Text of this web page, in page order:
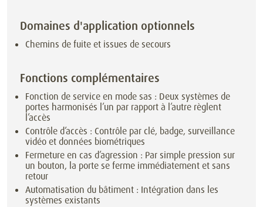
Domaines d'application optionnels
Chemins de fuite et issues de secours
Fonctions complémentaires
Fonction de service en mode sas : Deux systèmes de
portes harmonisés l’un par rapport à l’autre règlent
l’accès
Contrôle d’accès : Contrôle par clé, badge, surveillance
vidéo et données biométriques
Fermeture en cas d’agression : Par simple pression sur
un bouton, la porte se ferme immédiatement et sans
retour
Automatisation du bâtiment : Intégration dans les
systèmes existants